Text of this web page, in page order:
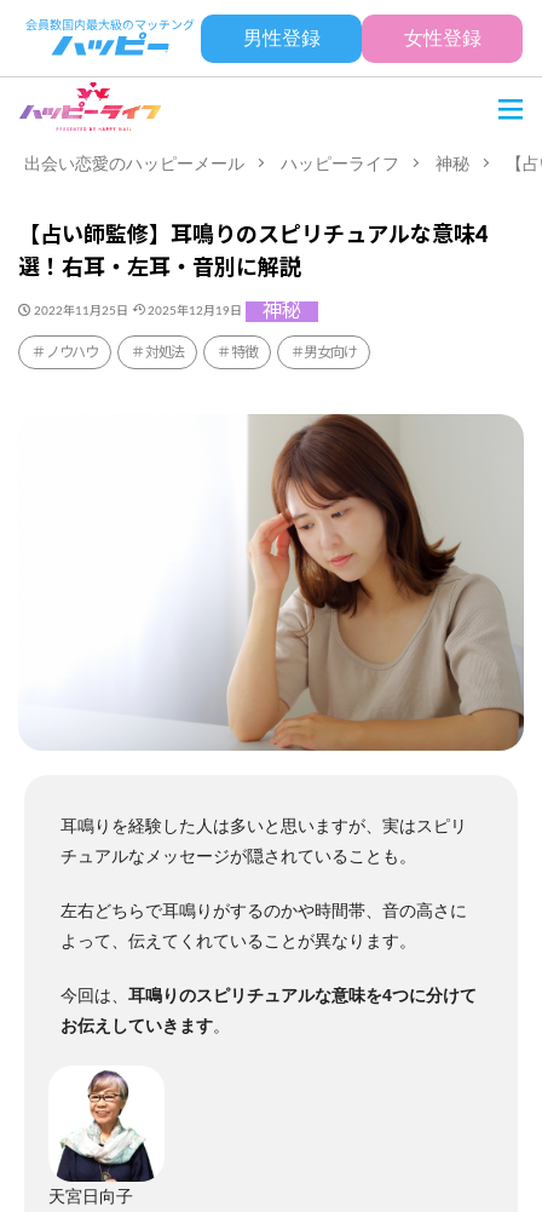
男性登録 女性登録
出会い恋愛のハッピーメール ハッピーライフ 神秘 【
【占い師監修】耳鳴りのスピリチュアルな意味4
選！右耳・左耳・音別に解説
2022年11月25日 2025年12月19日 神秘
ノウハウ 対処法 特徴 男女向け
耳鳴りを経験した人は多いと思いますが、実はスピリ
チュアルなメッセージが隠されていることも。
左右どちらで耳鳴りがするのかや時間帯、音の高さに
よって、伝えてくれていることが異なります。
今回は、 耳鳴りのスピリチュアルな意味を4つに分けて
お伝えしていきます。
天宮日向子